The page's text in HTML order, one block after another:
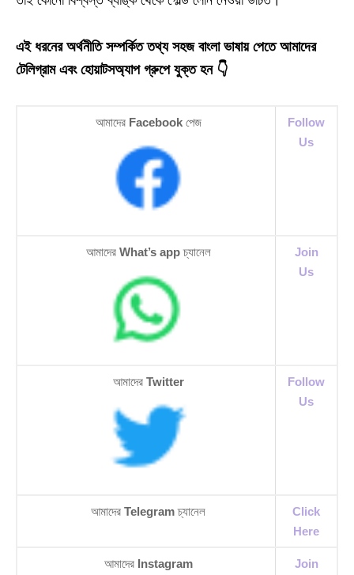
এই ধরনের অর্থনীতি সম্পর্কিত তথ্য সহজ বাংলা ভাষায় পেতে আমাদের
টেলিগ্রাম এবং হোয়াটসঅ্যাপ গ্রুপে যুক্ত হন 👇
আমাদের Facebook পেজ
Follow
Us
আমাদের What’s app চ্যানেল
Join
Us
আমাদের Twitter
Follow
Us
আমাদের Telegramচ্যানেল
Click
Here
আমাদের Instagram
Join